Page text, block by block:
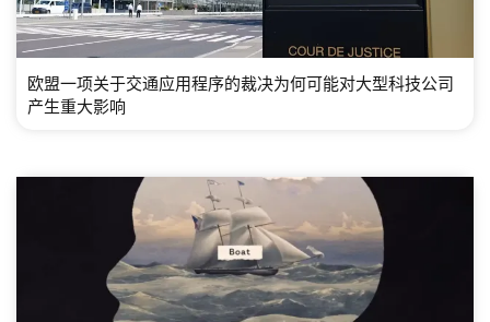
欧盟一项关于交通应用程序的裁决为何可能对大型科技公司
产生重大影响